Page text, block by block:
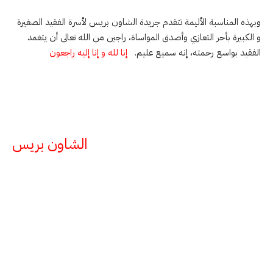
وبهذه المناسبة الأليمة تتقدم جريدة الشاون بريس لأسرة الفقيد الصغيرة
و الكبيرة بأحر التعازي وأصدق المواساة، راجين من الله تعالى أن يتغمد
الفقيد بواسع رحمته، إنه سميع عليم. إنا لله و إنا إليه راجعون
الشاون بريس